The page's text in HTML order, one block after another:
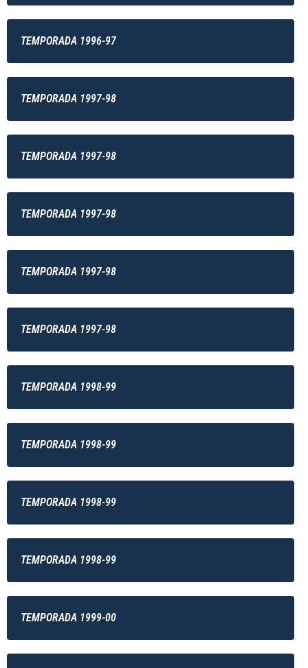
TEMPORADA 1996-97
TEMPORADA 1997-98
TEMPORADA 1997-98
TEMPORADA 1997-98
TEMPORADA 1997-98
TEMPORADA 1997-98
TEMPORADA 1998-99
TEMPORADA 1998-99
TEMPORADA 1998-99
TEMPORADA 1998-99
TEMPORADA 1999-00